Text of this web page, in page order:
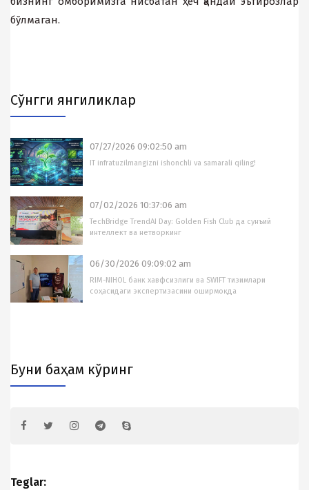
бўлмаган.
Cўнгги янгиликлар
07/27/2026 09:02:50 am
IT infratuzilmangizni ishonchli va samarali qiling!
07/02/2026 10:37:06 am
TechBridge TrendAI Day: Golden Fish Club да сунъий
интеллект ва нетворкинг
06/30/2026 09:09:02 am
RIM-NIHOL банк хавфсизлиги ва SWIFT тизимлари
соҳасидаги экспертизасини оширмоқда
Буни баҳам кўринг
Teglar: